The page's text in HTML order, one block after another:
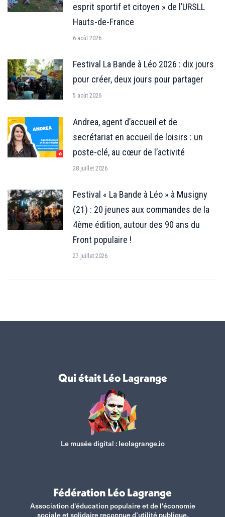
esprit sportif et citoyen » de l’URSLL
Hauts-de-France
6 août 2026
Festival La Bande à Léo 2026 : dix jours
pour créer, deux jours pour partager
5 août 2026
Andrea, agent d’accueil et de
secrétariat en accueil de loisirs : un
poste-clé, au cœur de l’activité
28 juillet 2026
Festival « La Bande à Léo » à Musigny
(21) : 20 jeunes aux commandes de la
4ème édition, autour des 90 ans du
Front populaire !
27 juillet 2026
Qui était Léo Lagrange
Le musée digital :leolagrange.io
Fédération Léo Lagrange
Association d'éducation populaire et de l'économie